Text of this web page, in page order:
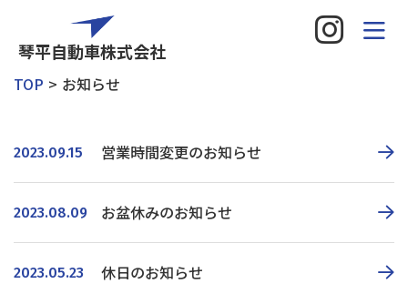
琴平自動車株式会社
TOP お知らせ
2023.09.15 営業時間変更のお知らせ
2023.08.09 お盆休みのお知らせ
2023.05.23 休日のお知らせ